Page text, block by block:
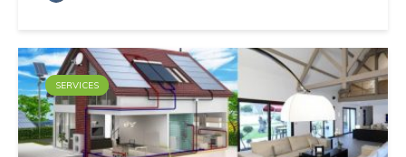
SERVICES